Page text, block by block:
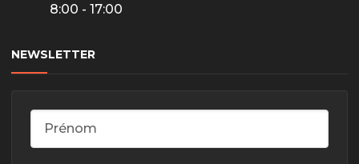
8:00 - 17:00
NEWSLETTER